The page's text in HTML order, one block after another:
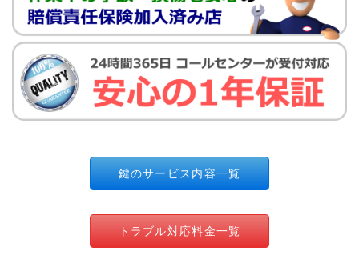
鍵のサービス内容一覧
トラブル対応料金一覧